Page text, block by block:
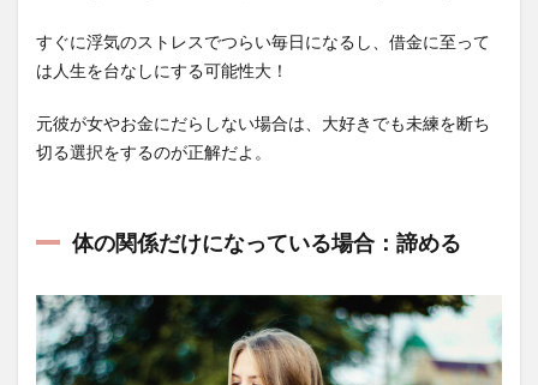
すぐに浮気のストレスでつらい毎日になるし、借金に至って
は人生を台なしにする可能性大！
元彼が女やお金にだらしない場合は、大好きでも未練を断ち
切る選択をするのが正解だよ。
体の関係だけになっている場合：諦める